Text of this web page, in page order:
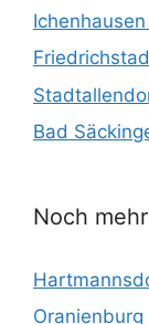
Bad
Noch